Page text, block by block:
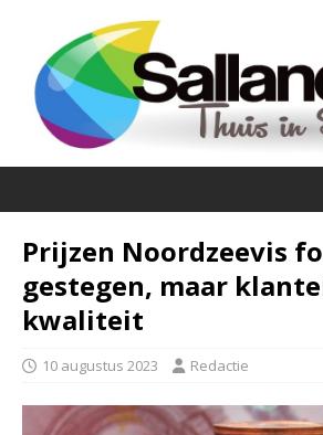
Prijzen Noordzeevis
gestegen, maar
kwaliteit
10 augustus 2023 Redactie